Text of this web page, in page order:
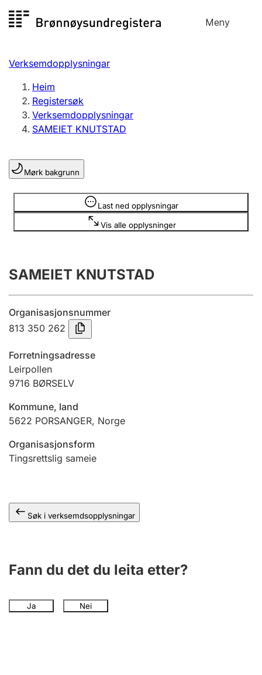
til
Meny
Registersøk
Aksjeselskap
Enkeltpersonføretak
Registrere, endre, slette
Lag og foreining
Registrere, endre, slette
Innsending og forseinkingsgebyr
Tinglysing
Jeger
Ektepaktrettleiaren
Verksemdopplysningar
Heim
Registersøk
Verksemdopplysningar
SAMEIET KNUTSTAD
Mørk bakgrunn
Last ned opplysningar
Vis alle opplysninger
Opplysninger er skjult
SAMEIET KNUTSTAD
Organisasjonsnummer
813 350 262
Forretningsadresse
Leirpollen
9716 BØRSELV
Kommune, land
5622 PORSANGER, Norge
Organisasjonsform
Tingsrettslig sameie
Søk i verksemdsopplysningar
Fann du det du leita etter?
Ja Nei